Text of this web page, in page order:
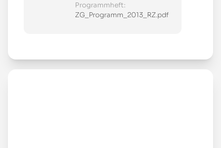
Programmheft:
ZG_Programm_2013_RZ.pdf